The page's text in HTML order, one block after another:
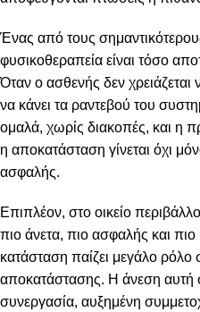
Ένας από τους
φυσικοθεραπεία είναι τόσο
Όταν ο ασθενής δεν χρειάζεται
να κάνει τα ραντεβού του
ομαλά, χωρίς διακοπές, και η
η αποκατάσταση γίνεται όχι
ασφαλής.
Επιπλέον, στο οικείο
πιο άνετα, πιο ασφαλής και
κατάσταση παίζει μεγάλο ρόλο
αποκατάστασης. Η άνεση αυτή
συνεργασία, αυξημένη